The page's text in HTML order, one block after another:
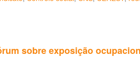
sobre exposição